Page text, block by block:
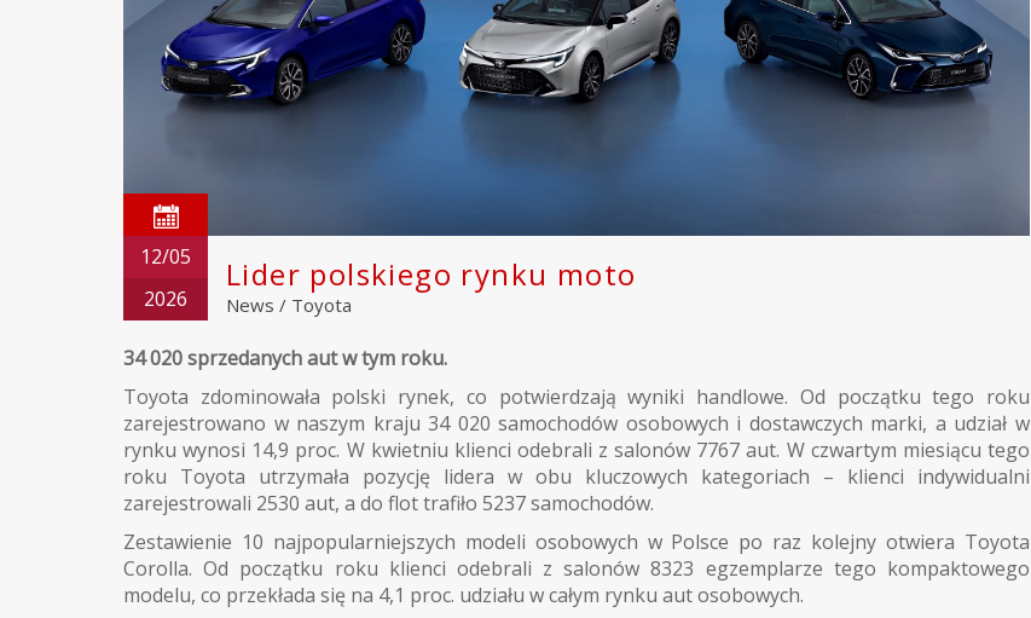
12/05
2026
Lider polskiego rynku moto
News / Toyota
34 020 sprzedanych aut w tym roku.
Toyota zdominowała polski rynek, co potwierdzają wyniki handlowe. Od początku tego roku
zarejestrowano w naszym kraju 34 020 samochodów osobowych i dostawczych marki, a udział w
rynku wynosi 14,9 proc. W kwietniu klienci odebrali z salonów 7767 aut. W czwartym miesiącu tego
roku Toyota utrzymała pozycję lidera w obu kluczowych kategoriach – klienci indywidualni
zarejestrowali 2530 aut, a do flot trafiło 5237 samochodów.
Zestawienie 10 najpopularniejszych modeli osobowych w Polsce po raz kolejny otwiera Toyota
Corolla. Od początku roku klienci odebrali z salonów 8323 egzemplarze tego kompaktowego
modelu, co przekłada się na 4,1 proc. udziału w całym rynku aut osobowych.